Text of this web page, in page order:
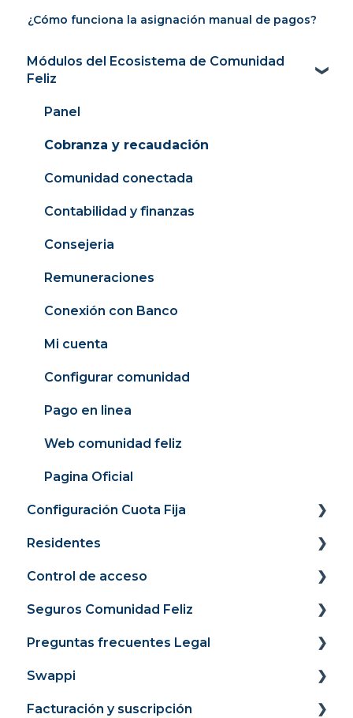
¿Cómo funciona la asignación manual de pagos?
Módulos del Ecosistema de Comunidad
Feliz
Panel
Cobranza y recaudación
Comunidad conectada
Contabilidad y finanzas
Consejeria
Remuneraciones
Conexión con Banco
Mi cuenta
Configurar comunidad
Pago en linea
Web comunidad feliz
Pagina Oficial
Configuración Cuota Fija
Panel
Recaudación
Cargos
Medidores
Facturación 4.0
Mexico
Residentes
Portal Web
Portal de pagos
Módulo Inicio
Módulo Propiedad
Módulo Comunidad
Control de acceso
Guía de Uso para residentes
Control de acceso para administradores y
Seguros Comunidad Feliz
Ingreso a la app
Pólizas para Residentes
Pólizas para la Comunidad
Preguntas frecuentes Legal
Obligaciones económicas
Asamblea de copropietarios
Swappi
Panel - Módulo Condominios
Facturación y suscripción